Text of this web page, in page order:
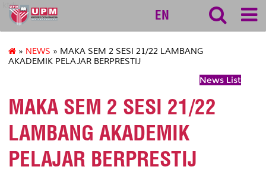
ktdi
EN
» NEWS » MAKA SEM 2 SESI 21/22 LAMBANG
AKADEMIK PELAJAR BERPRESTIJ
News List
MAKA SEM 2 SESI 21/22
LAMBANG AKADEMIK
PELAJAR BERPRESTIJ